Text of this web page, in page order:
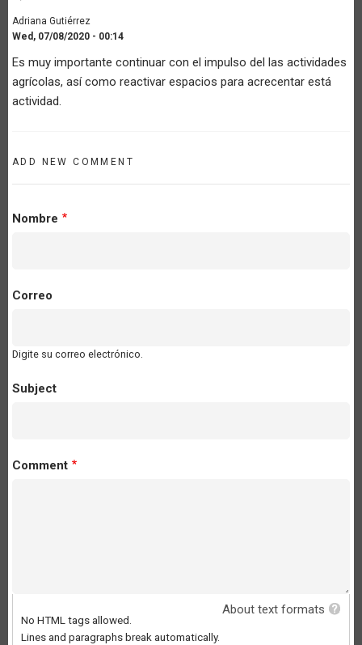
Adriana Gutiérrez
Wed, 07/08/2020 - 00:14
Es muy importante continuar con el impulso del las actividades
agrícolas, así como reactivar espacios para acrecentar está
actividad.
ADD NEW COMMENT
Nombre
Correo
Digite su correo electrónico.
Subject
Comment
About text formats
No HTML tags allowed.
Lines and paragraphs break automatically.